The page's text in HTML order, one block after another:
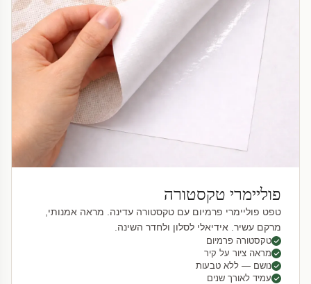
פוליימרי טקסטורה
טפט פוליימרי פרמיום עם טקסטורה עדינה. מראה אמנותי,
מרקם עשיר. אידיאלי לסלון ולחדר השינה.
טקסטורה פרמיום
מראה ציור על קיר
נושם — ללא טבעות
עמיד לאורך שנים